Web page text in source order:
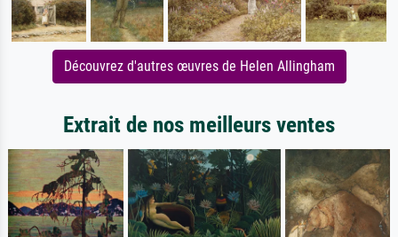
Découvrez d'autres œuvres de Helen Allingham
Extrait de nos meilleurs ventes